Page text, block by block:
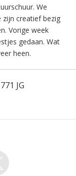
We
zijn creatief bezig
Vorige week
gedaan. Wat
heen.
JG